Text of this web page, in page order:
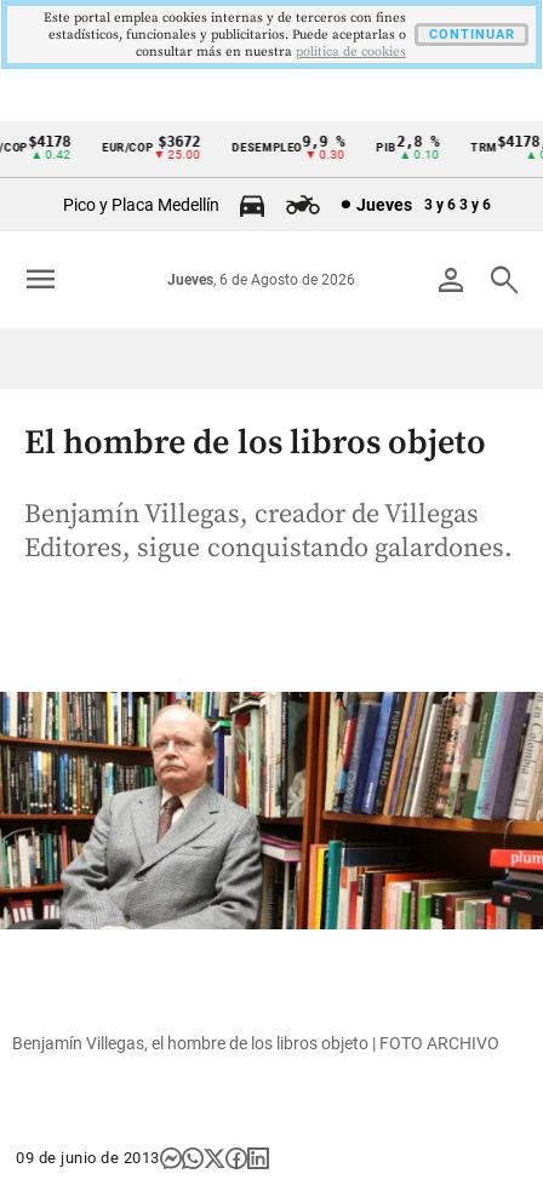
Cintillo
Colombia
$4178
▲ 0.42
EUR/COP $3672
▼ 25.00
DESEMPLEO9,9 %
▼ 0.30
2,8 %
▲ 0.10
TRM$4178,23
▲ 0.42
Pico y Placa Medellín Jueves 3 y 6 3 y 6
person search
Jueves, 6 de Agosto de 2026
menu
El hombre de los libros objeto
Benjamín Villegas, creador de Villegas
Editores, sigue conquistando galardones.
Benjamín Villegas, el hombre de los libros objeto | FOTO ARCHIVO
09 de junio de 2013
Este portal emplea cookies internas y de terceros con fines
estadísticos, funcionales y publicitarios. Puede aceptarlas o
consultar más en nuestra politica de cookies
CONTINUAR